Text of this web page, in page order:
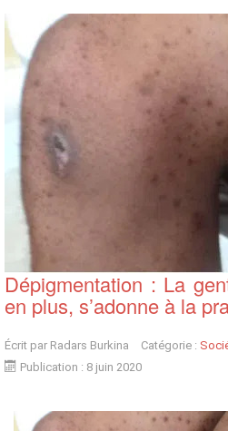
Dépigmentation : La
en plus, s’adonne à la
Écrit par Radars Burkina Catégorie :
Publication : 8 juin 2020